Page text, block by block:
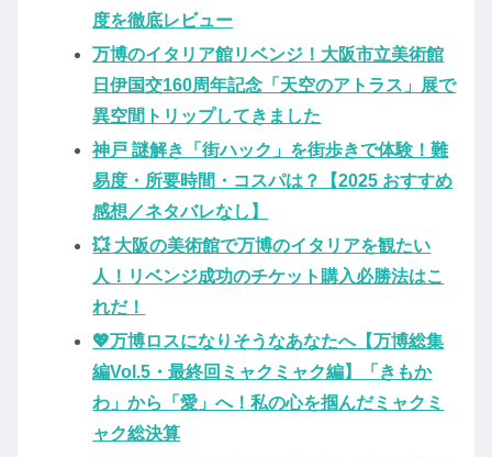
度を徹底レビュー
万博のイタリア館リベンジ！大阪市立美術館
日伊国交160周年記念「天空のアトラス」展で
異空間トリップしてきました
神戸 謎解き「街ハック」を街歩きで体験！難
易度・所要時間・コスパは？【2025 おすすめ
感想／ネタバレなし】
💥 大阪の美術館で万博のイタリアを観たい
人！リベンジ成功のチケット購入必勝法はこ
れだ！
💖万博ロスになりそうなあなたへ【万博総集
編Vol.5・最終回ミャクミャク編】「きもか
わ」から「愛」へ！私の心を掴んだミャクミ
ャク総決算